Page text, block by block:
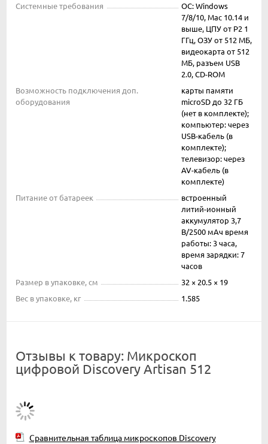
Системные требования
ОС: Windows
7/8/10, Mac 10.14 и
выше, ЦПУ от P2 1
ГГц, ОЗУ от 512 МБ,
видеокарта от 512
МБ, разъем USB
2.0, CD-ROM
Возможность подключения доп.
оборудования
карты памяти
microSD до 32 ГБ
(нет в комплекте);
компьютер: через
USB-кабель (в
комплекте);
телевизор: через
AV-кабель (в
комплекте)
Питание от батареек
встроенный
литий-ионный
аккумулятор 3,7
В/2500 мАч время
работы: 3 часа,
время зарядки: 7
часов
Размер в упаковке, см
32 × 20.5 × 19
Вес в упаковке, кг
1.585
Отзывы к товару: Микроскоп
цифровой Discovery Artisan 512
Сравнительная таблица микроскопов Discovery